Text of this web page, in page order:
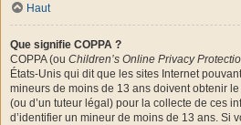
Haut
Que signifie COPPA ?
COPPA (ou Children’s Online Privacy
États-Unis qui dit que les sites Internet
mineurs de moins de 13 ans doivent obtenir
(ou d’un tuteur légal) pour la collecte de ces
d’identifier un mineur de moins de 13 ans. Si